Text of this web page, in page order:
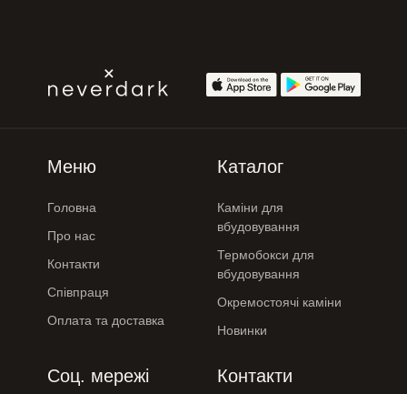
Меню
Головна
Про нас
Контакти
Співпраця
Оплата та доставка
Каталог
Каміни для
вбудовування
Термобокси для
вбудовування
Окремостоячі каміни
Новинки
Соц. мережі Контакти